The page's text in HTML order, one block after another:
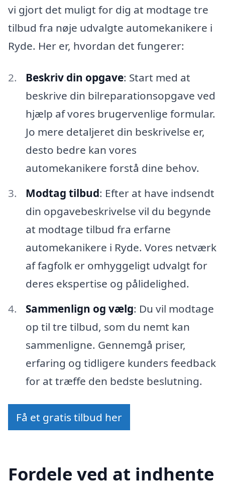
vi gjort det muligt for dig at modtage tre
tilbud fra nøje udvalgte automekanikere i
Ryde. Her er, hvordan det fungerer:
Beskriv din opgave: Start med at
beskrive din bilreparationsopgave ved
hjælp af vores brugervenlige formular.
Jo mere detaljeret din beskrivelse er,
desto bedre kan vores
automekanikere forstå dine behov.
Modtag tilbud: Efter at have indsendt
din opgavebeskrivelse vil du begynde
at modtage tilbud fra erfarne
automekanikere i Ryde. Vores netværk
af fagfolk er omhyggeligt udvalgt for
deres ekspertise og pålidelighed.
Sammenlign og vælg: Du vil modtage
op til tre tilbud, som du nemt kan
sammenligne. Gennemgå priser,
erfaring og tidligere kunders feedback
for at træffe den bedste beslutning.
Få et gratis tilbud her
Fordele ved at indhente